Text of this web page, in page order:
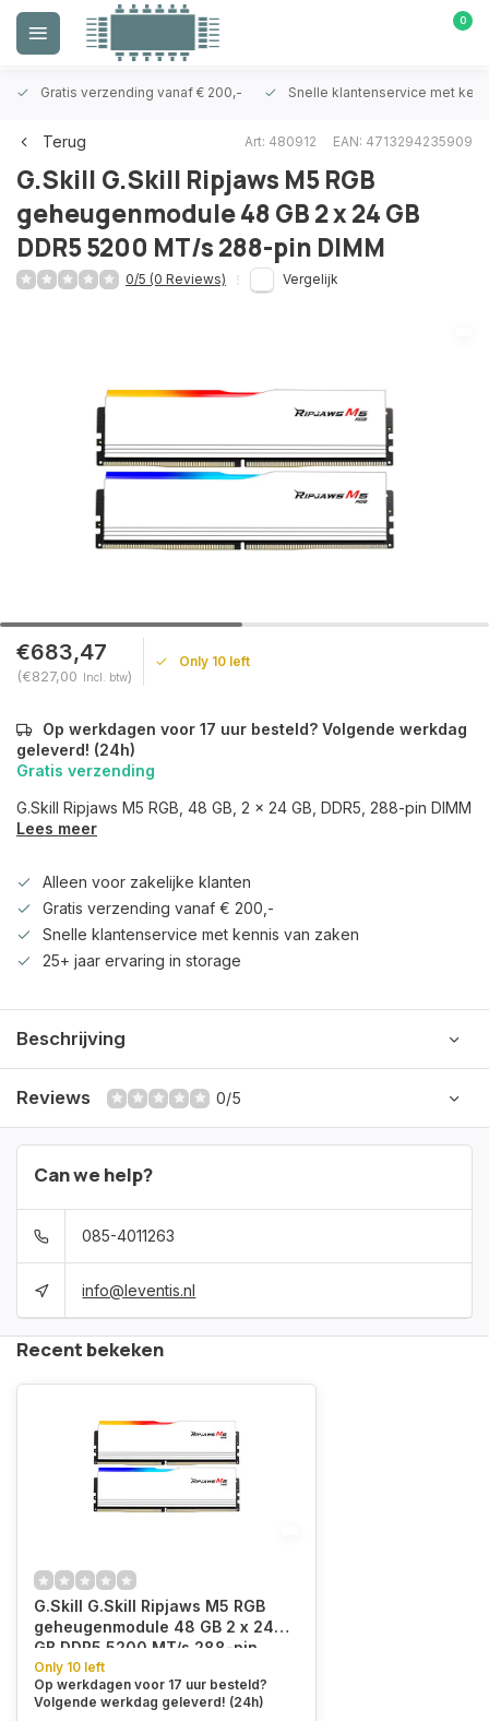
0
Gratis verzending vanaf € 200,- Snelle klantenservice met
Terug Art: 480912 EAN: 4713294235909
G.Skill G.Skill Ripjaws M5 RGB
geheugenmodule 48 GB 2 x 24 GB
DDR5 5200 MT/s 288-pin DIMM
0/5 (0 Reviews) Vergelijk
€683,47
(€827,00 Incl. btw)
Only 10 left
Op werkdagen voor 17 uur besteld? Volgende werkdag
geleverd! (24h)
Gratis verzending
G.Skill Ripjaws M5 RGB, 48 GB, 2 x 24 GB, DDR5, 288-pin DIMM
Lees meer
Alleen voor zakelijke klanten
Gratis verzending vanaf € 200,-
Snelle klantenservice met kennis van zaken
25+ jaar ervaring in storage
Beschrijving
Reviews 0/5
Can we help?
085-4011263
info@leventis.nl
Recent bekeken
G.Skill G.Skill Ripjaws M5 RGB
geheugenmodule 48 GB 2 x 24
GB DDR5 5200 MT/s 288-pin
DIMM
Only 10 left
Op werkdagen voor 17 uur besteld?
Volgende werkdag geleverd! (24h)